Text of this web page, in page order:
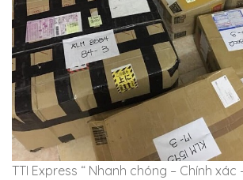
TTI Express “ Nhanh chóng – Chính xác